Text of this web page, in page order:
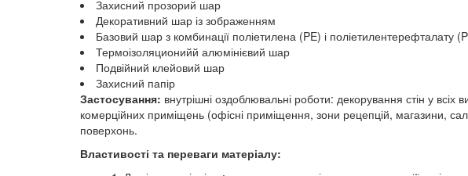
Захисний прозорий шар
Декоративний шар із зображенням
Базовий шар з комбинації поліетилена (PE) і поліетилентерефталату
Термоізоляционийй алюмінієвий шар
Подвійний клейовий шар
Захисний папір
Застосування: внутрішні оздоблювальні роботи: декорування стін у
комерційних приміщень (офісні приміщення, зони рецепцій, магазини,
поверхонь.
Властивості та переваги матеріалу: